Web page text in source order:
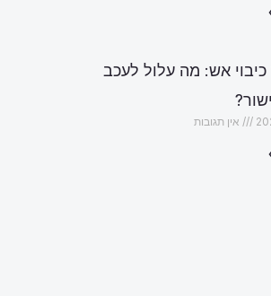
טופס 1 כיבוי אש: מה עלול לעכב
אין תגובות